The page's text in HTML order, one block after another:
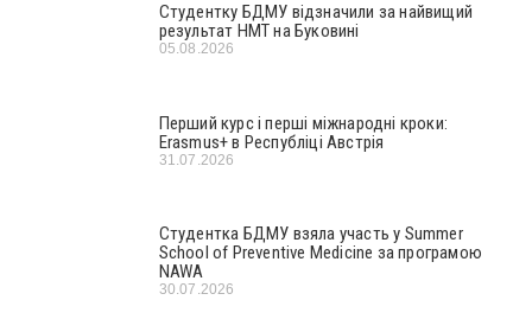
Студентку БДМУ відзначили за найвищий
результат НМТ на Буковині
05.08.2026
Перший курс і перші міжнародні кроки:
Erasmus+ в Республіці Австрія
31.07.2026
Студентка БДМУ взяла участь у Summer
School of Preventive Medicine за програмою
NAWA
30.07.2026